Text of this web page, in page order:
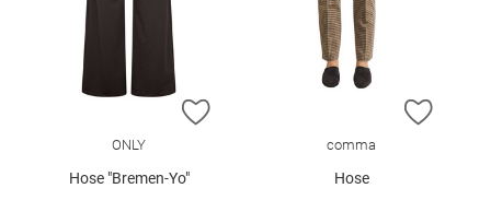
ZUR WUNSCHLISTE HINZUFÜGEN
ONLY
Hose "Bremen-Yo"
ZUR
comma
Hose